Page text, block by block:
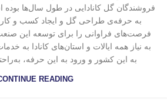
فروشندگان گل کانادایی در طول سال‌ها بوده
به حرفه‌ی طراحی گل و ایجاد کسب و کار
فرصت‌های فراوانی را برای توسعه این
به نیاز همه ایالات و استان‌های کانادا به
به این کشور و ورود به این حرفه،
READING